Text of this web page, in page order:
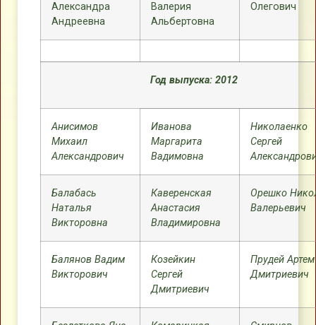
Александра
Андреевна
Валерия
Альбертовна
Олегович
Год выпуска: 2012
Анисимов
Михаил
Александрович
Иванова
Маргарита
Вадимовна
Николаенко
Сергей
Балабась
Наталья
Викторовна
Каверенская
Анастасия
Владимировна
Орешко
Валерьевич
Балянов Вадим
Викторович
Козейкин
Сергей
Дмитриевич
Прудей Артем
Дмитриевич